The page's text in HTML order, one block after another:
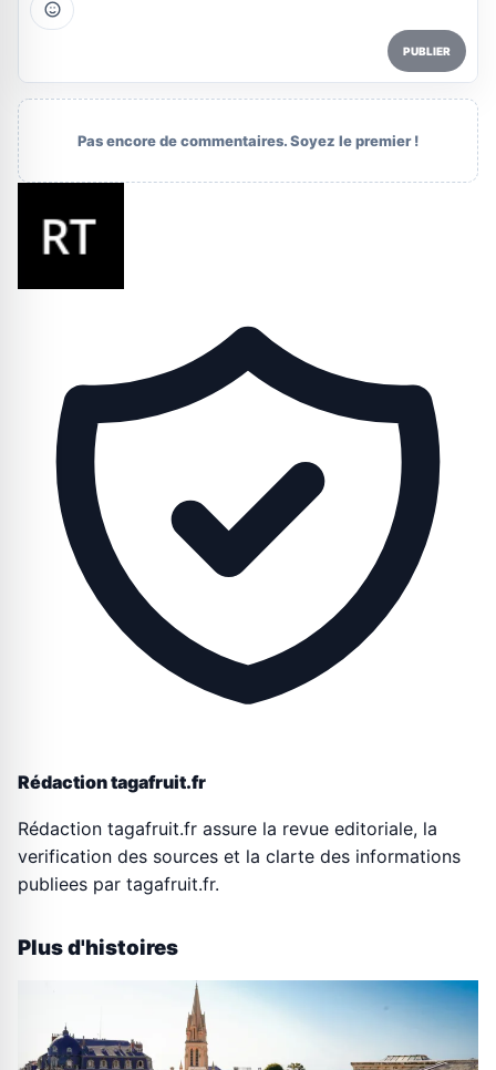
PUBLIER
Pas encore de commentaires. Soyez le premier !
Rédaction tagafruit.fr
Rédaction tagafruit.fr assure la revue editoriale, la
verification des sources et la clarte des informations
publiees par tagafruit.fr.
Plus d'histoires